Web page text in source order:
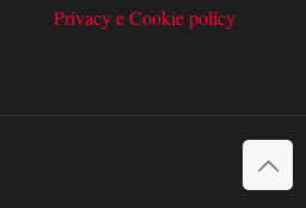
Privacy e Cookie policy